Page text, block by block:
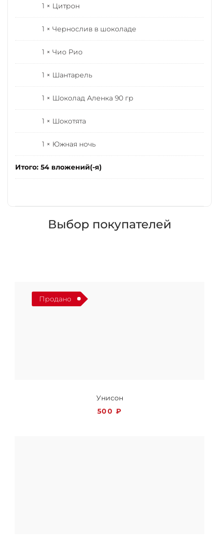
1 × Цитрон
1 × Чернослив в шоколаде
1 × Чио Рио
1 × Шантарель
1 × Шоколад Аленка 90 гр
1 × Шокотята
1 × Южная ночь
Итого: 54 вложений(-я)
Выбор покупателей
Унисон
500 ₽
Продано